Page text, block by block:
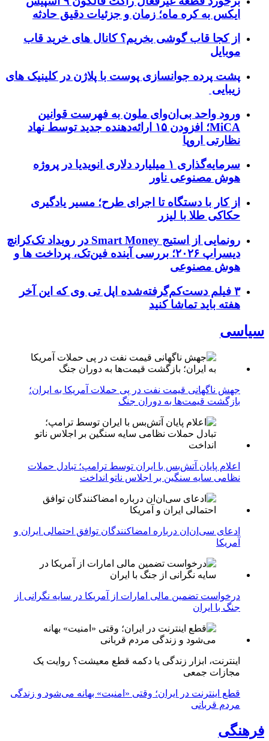
ایکس به کره ماه؛ زمان و جزئیات دقیق حادثه
از کجا قاب گوشی بخریم؟ کانال های خرید قاب
موبایل
پشت پرده جوانسازی پوست با پلاژن در کلینیک های
زیبایی
ورود واحد بی‌ان‌وای ملون به فهرست قوانین
MiCA؛ افزودن ۱۵ ارائه‌دهنده جدید توسط نهاد
نظارتی اروپا
سرمایه‌گذاری ۱ میلیارد دلاری انویدیا در پروژه
هوش مصنوعی ناور
از کار با دستگاه تا اجرای طرح؛ مسیر یادگیری
حکاکی طلا با لیزر
رونمایی از استیج Smart Money در رویداد تک‌کرانچ
دیسراپ ۲۰۲۶؛ بررسی آینده فین‌تک، پرداخت‌ ها و
هوش مصنوعی
۳ فیلم دست‌کم‌گرفته‌شده اپل تی وی که این آخر
هفته باید تماشا کنید
سیاسی
جهش ناگهانی قیمت نفت در پی حملات آمریکا به ایران؛
بازگشت قیمت‌ها به دوران جنگ
اعلام پایان آتش‌بس با ایران توسط ترامپ؛ تبادل حملات
نظامی سایه سنگین بر اجلاس ناتو انداخت
ادعای سی‌ان‌ان درباره امضاکنندگان توافق احتمالی ایران و
آمریکا
درخواست تضمین مالی امارات از آمریکا در سایه نگرانی از
جنگ با ایران
اینترنت، ابزار زندگی یا دکمه قطع معیشت؟ روایت یک
مجازات جمعی
قطع اینترنت در ایران؛ وقتی «امنیت» بهانه می‌شود و زندگی
مردم قربانی
فرهنگی